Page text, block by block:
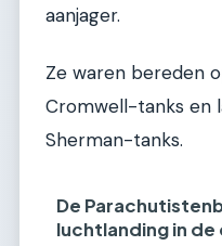
aanjager.
Ze waren bereden
Cromwell-tanks en
Sherman-tanks.
De
luchtlanding in de